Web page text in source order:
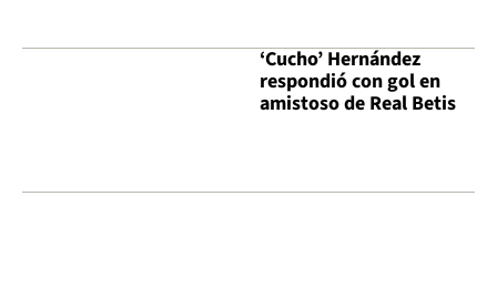
‘Cucho’ Hernández
respondió con gol en
amistoso de Real Betis